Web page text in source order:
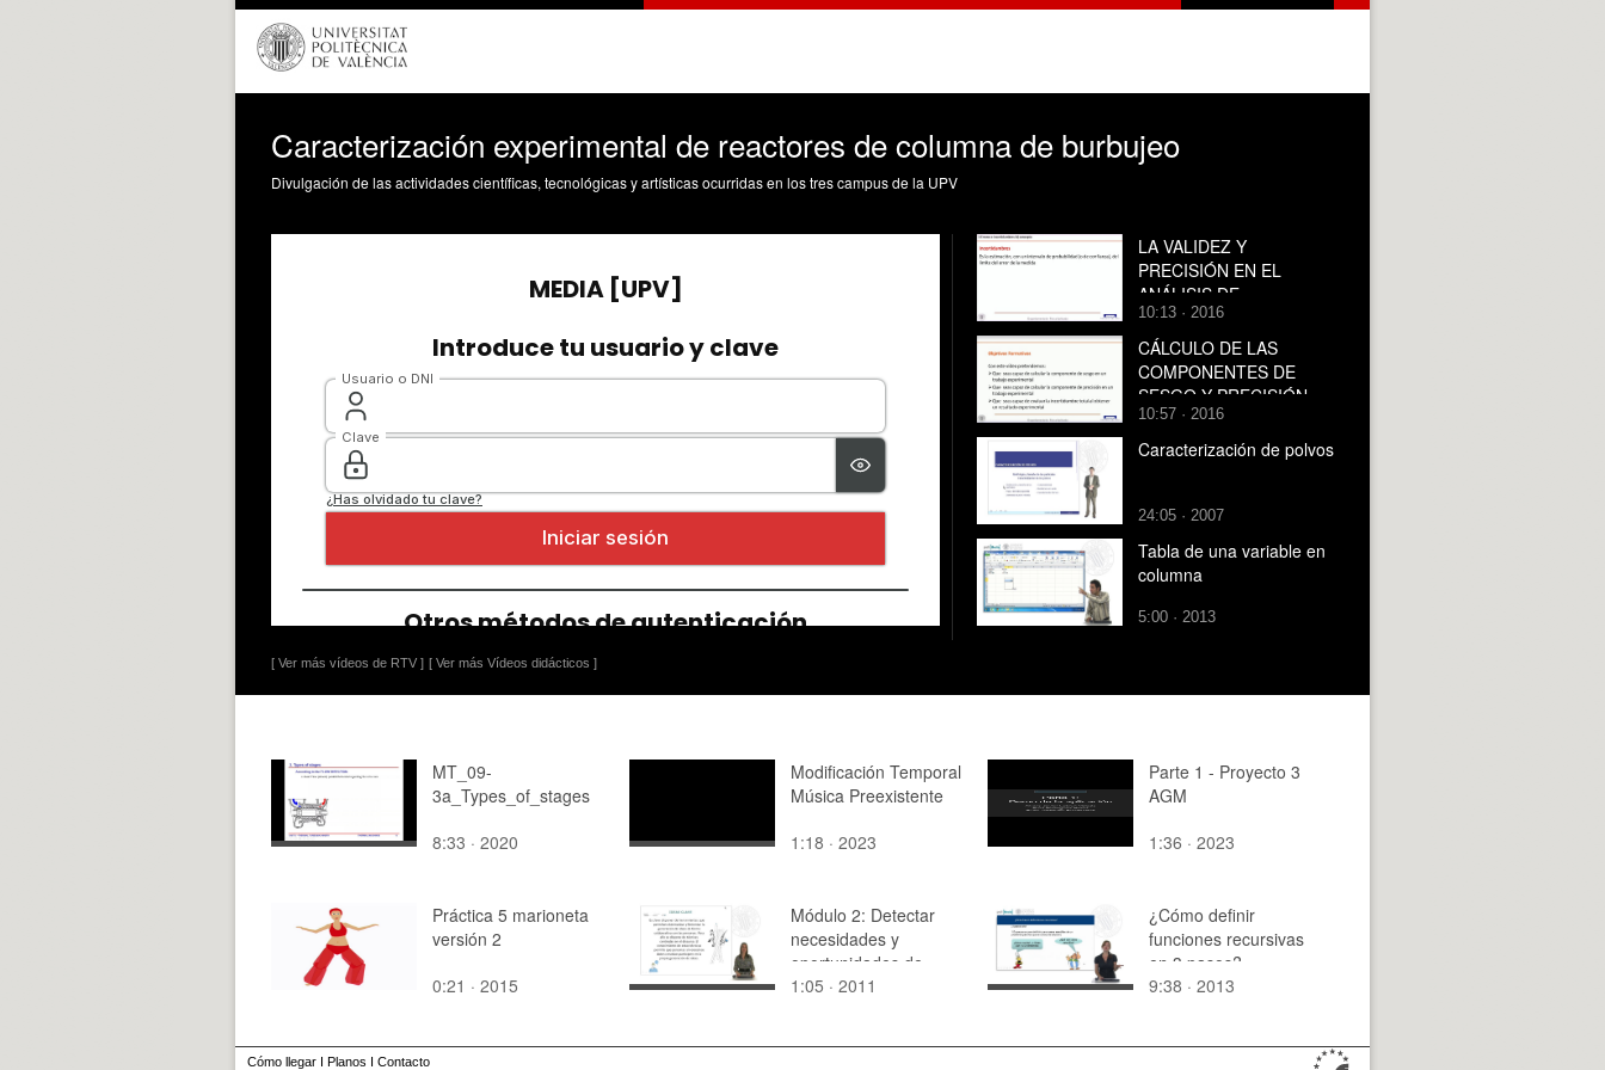
Caracterización experimental de reactores de columna de burbujeo
Divulgación de las actividades científicas, tecnológicas y artísticas ocurridas en los tres campus de la UPV
[ Ver más vídeos de RTV ] [ Ver más Vídeos didácticos ]
LA VALIDEZ Y
PRECISIÓN EN EL
ANÁLISIS DE
INCERTIDUMBRE
EXPERIMENTAL
10:13 · 2016
CÁLCULO DE LAS
COMPONENTES DE
SESGO Y PRECISIÓN
EN UN TRABAJO
EXPERIMENTAL
10:57 · 2016
Caracterización de polvos
24:05 · 2007
Tabla de una variable en
columna
5:00 · 2013
MT_09-
3a_Types_of_stages
8:33 · 2020
Modificación Temporal
Música Preexistente
1:18 · 2023
Parte 1 - Proyecto 3
AGM
1:36 · 2023
Práctica 5 marioneta
versión 2
0:21 · 2015
Módulo 2: Detectar
necesidades y
oportunidades de
innovación (II):
1:05 · 2011
¿Cómo definir
funciones recursivas
en 3 pasos?
9:38 · 2013
Cómo llegar I Planos I Contacto